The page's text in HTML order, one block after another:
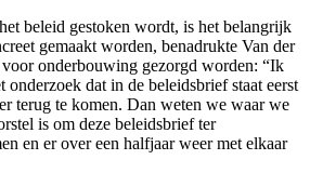
beleid gestoken wordt, is het belangrijk
gemaakt worden, benadrukte Van der
onderbouwing gezorgd worden: “Ik
dat in de beleidsbrief staat eerst
terug te komen. Dan weten we waar we
is om deze beleidsbrief ter
en er over een halfjaar weer met elkaar